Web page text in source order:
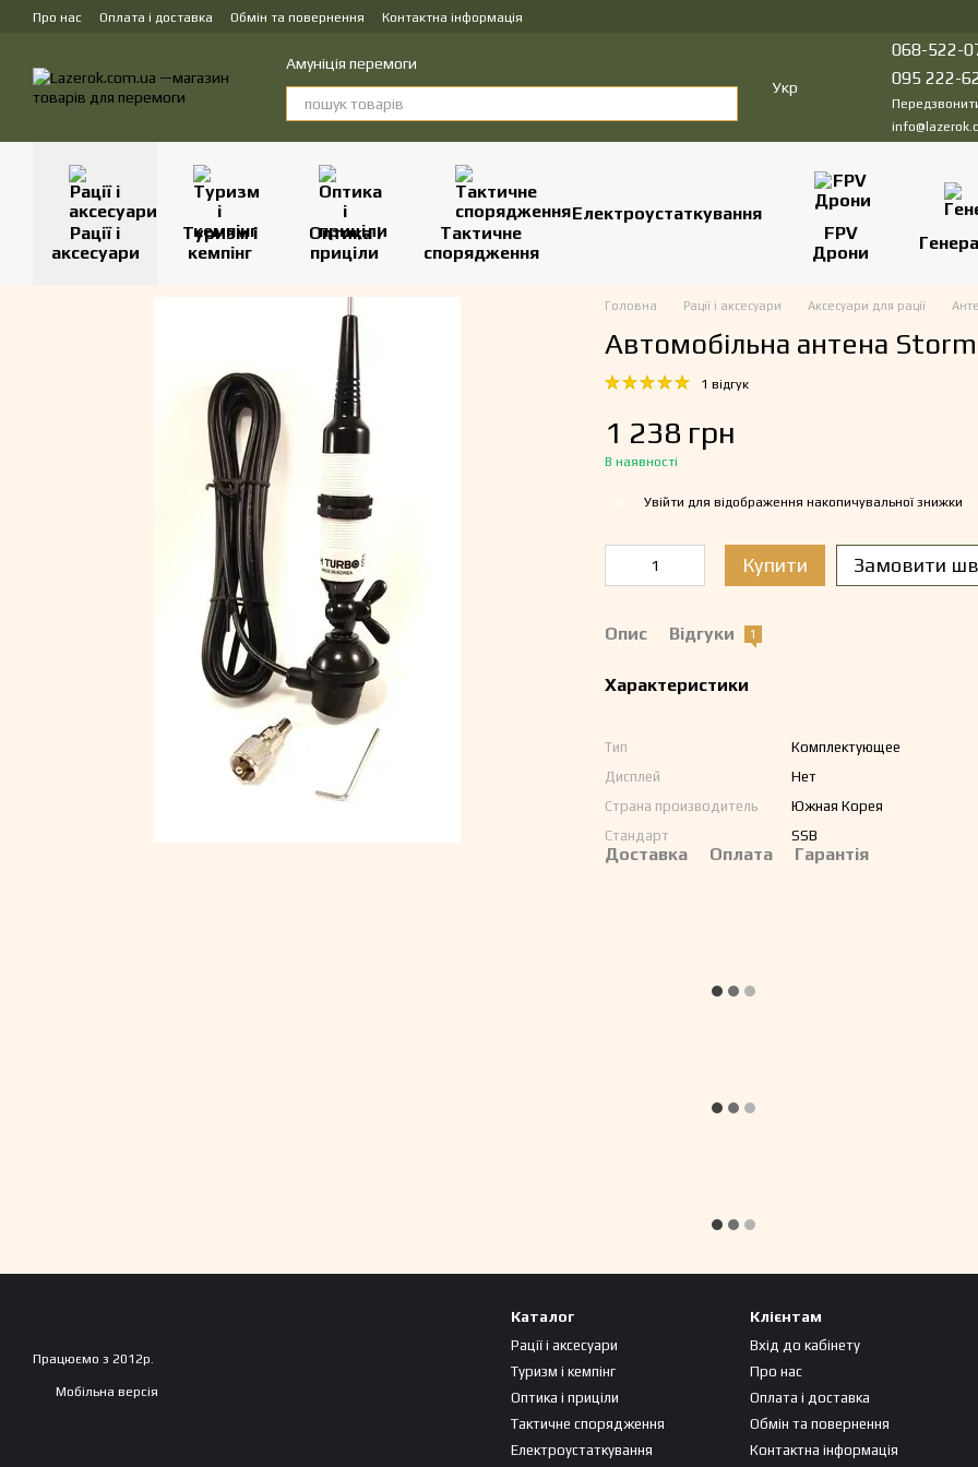
Перейти до основного контенту
Про нас Оплата і доставка Обмін та повернення Контактна інформація
Амуніція перемоги
Укр
068-522-
095 222-
Рації і
аксесуари
Туризм і
кемпінг
Оптика і
приціли
Тактичне
спорядження
Електроустаткування
FPV
Дрони
Головна Рації і аксесуари Аксесуари для рації
Автомобільна антена
1 відгук
1 238 грн
В наявності
Увійти для відображення накопичувальної знижки
Купити Замовити
Опис Відгуки 1
Характеристики
Тип
Комплектующее
Дисплей
Нет
Страна производитель
Южная Корея
Стандарт
SSB
Доставка Оплата Гарантія
Працюємо з 2012р.
Мобільна версія
Каталог
Рації і аксесуари
Туризм і кемпінг
Оптика і приціли
Тактичне спорядження
Електроустаткування
Клієнтам
Вхід до кабінету
Про нас
Оплата і доставка
Обмін та повернення
Контактна інформація